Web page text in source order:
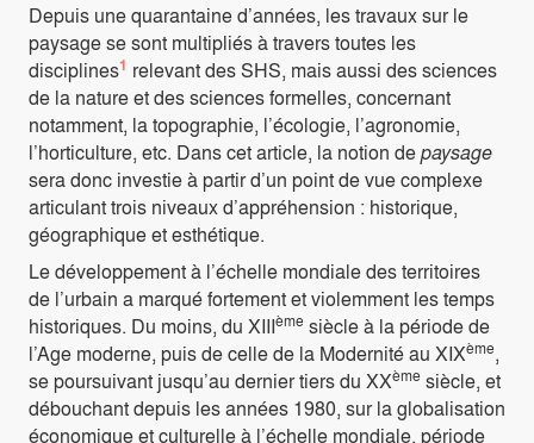
Depuis une quarantaine d’années, les travaux sur le
paysage se sont multipliés à travers toutes les
disciplines1 relevant des SHS, mais aussi des sciences
de la nature et des sciences formelles, concernant
notamment, la topographie, l’écologie, l’agronomie,
l’horticulture, etc. Dans cet article, la notion depaysage
sera donc investie à partir d’un point de vue complexe
articulant trois niveaux d’appréhension : historique,
géographique et esthétique.
Le développement à l’échelle mondiale des territoires
de l’urbain a marqué fortement et violemment les temps
historiques. Du moins, du XIIIème siècle à la période de
l’Age moderne, puis de celle de la Modernité au XIXème,
se poursuivant jusqu’au dernier tiers du XXème siècle, et
débouchant depuis les années 1980, sur la globalisation
économique et culturelle à l’échelle mondiale, période